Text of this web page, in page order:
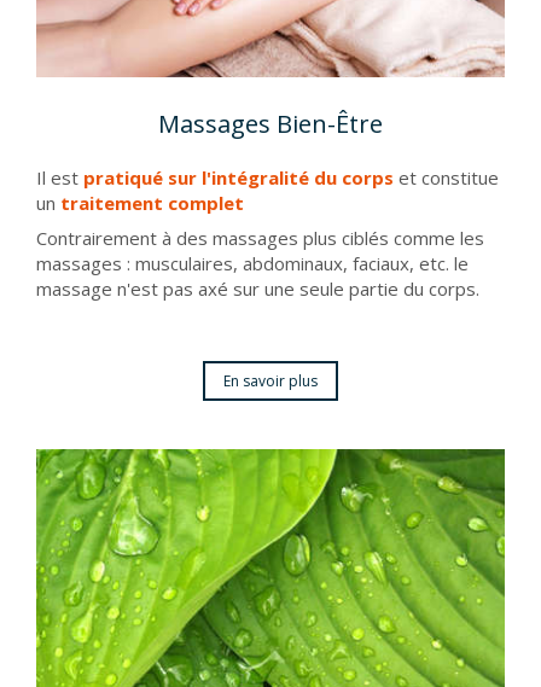
Massages Bien-Être
Il est pratiqué sur l'intégralité du corps et constitue
un traitement complet
Contrairement à des massages plus ciblés comme les
massages : musculaires, abdominaux, faciaux, etc. le
massage n'est pas axé sur une seule partie du corps.
En savoir plus